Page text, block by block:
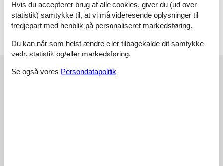
indflytningsdagen.
Nøglen udleveres ved huset.
Eksterne anmeldelser
Hvis du accepterer brug af alle cookies, giver du (ud over
statistik) samtykke til, at vi må videresende oplysninger til
tredjepart med henblik på personaliseret markedsføring.
Du kan når som helst ændre eller tilbagekalde dit samtykke
vedr. statistik og/eller markedsføring.
Se også vores Persondatapolitik